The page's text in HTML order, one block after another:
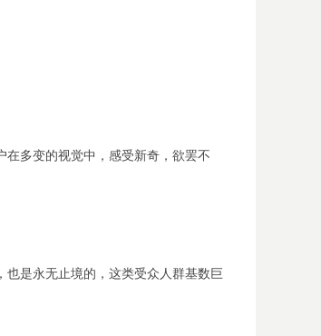
多变的视觉中，感受新奇，欲罢不
是永无止境的，这类受众人群基数巨